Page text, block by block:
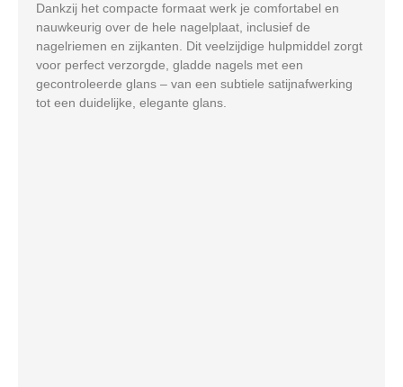
Dankzij het compacte formaat werk je comfortabel en
nauwkeurig over de hele nagelplaat, inclusief de
nagelriemen en zijkanten. Dit veelzijdige hulpmiddel zorgt
voor perfect verzorgde, gladde nagels met een
gecontroleerde glans – van een subtiele satijnafwerking
tot een duidelijke, elegante glans.